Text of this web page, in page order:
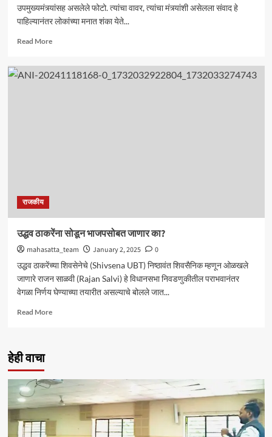
उपमुख्यमंत्र्यांसह असलेले फोटो. त्यांचा वावर, त्यांचा मंत्र्यांशी असेलला संवाद हे
पाहिल्यानंतर लोकांच्या मनात शंका येते...
Read MoreRead
“देवेंद्र
राजकीय
उद्धव ठाकरेंना सोडून भाजपसोबत जाणार का?
mahasatta_team January 2, 2025
0
उद्धव ठाकरेंच्या शिवसेनेचे (Shivsena UBT) निष्ठावंत शिवसैनिक म्हणून ओळखले
जाणारे राजन साळवी (Rajan Salvi) हे विधानसभा निवडणुकीतील पराभवानंतर
वेगळा निर्णय घेण्याच्या तयारीत असल्याचे बोलले जात...
Read MoreRead
भाजपसोबत
का?
हेही वाचा